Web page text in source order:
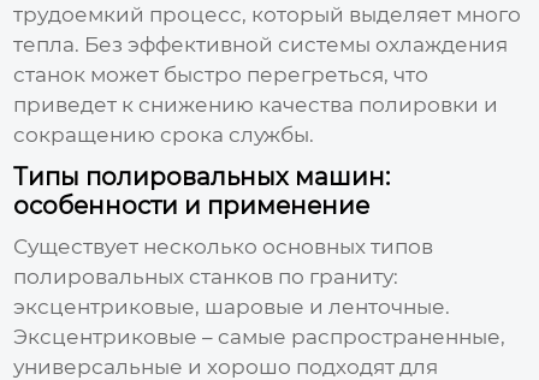
трудоемкий процесс, который выделяет много
тепла. Без эффективной системы охлаждения
станок может быстро перегреться, что
приведет к снижению качества полировки и
сокращению срока службы.
Типы полировальных машин:
особенности и применение
Существует несколько основных типов
полировальных станков по граниту:
эксцентриковые, шаровые и ленточные.
Эксцентриковые – самые распространенные,
универсальные и хорошо подходят для